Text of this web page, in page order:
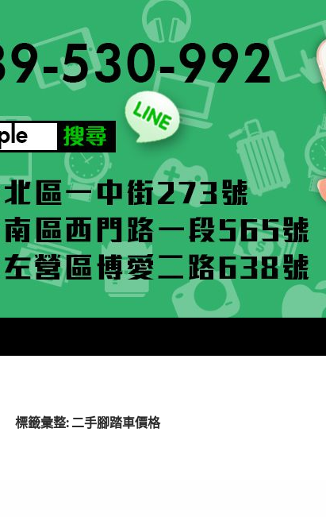
標籤彙整: 二手腳踏車價格